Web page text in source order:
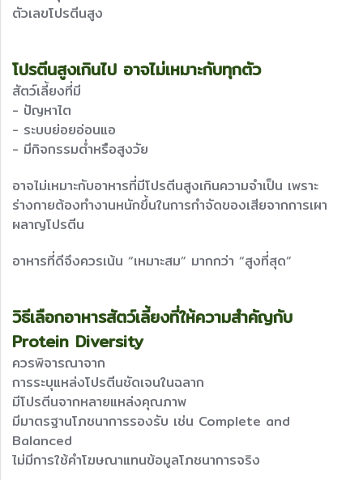
ตัวเลขโปรตีนสูง
โปรตีนสูงเกินไป อาจไม่เหมาะกับทุกตัว
สัตว์เลี้ยงที่มี
- ปัญหาไต
- ระบบย่อยอ่อนแอ
- มีกิจกรรมต่ำหรือสูงวัย
อาจไม่เหมาะกับอาหารที่มีโปรตีนสูงเกินความจำเป็น เพราะ
ร่างกายต้องทำงานหนักขึ้นในการกำจัดของเสียจากการเผา
ผลาญโปรตีน
อาหารที่ดีจึงควรเน้น “เหมาะสม” มากกว่า “สูงที่สุด”
วิธีเลือกอาหารสัตว์เลี้ยงที่ให้ความสำคัญกับ
Protein Diversity
ควรพิจารณาจาก
การระบุแหล่งโปรตีนชัดเจนในฉลาก
มีโปรตีนจากหลายแหล่งคุณภาพ
มีมาตรฐานโภชนาการรองรับ เช่น Complete and
Balanced
ไม่มีการใช้คำโฆษณาแทนข้อมูลโภชนาการจริง